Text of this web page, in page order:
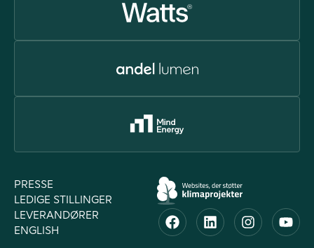
PRESSE
LEDIGE STILLINGER
LEVERANDØRER
ENGLISH